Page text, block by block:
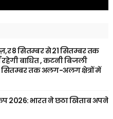
8 सितम्बर से 21 सितम्बर तक
बाधित , कटनी बिजली
तक अलग-अलग क्षेत्रों में
2026: भारत ने छठा खिताब अपने